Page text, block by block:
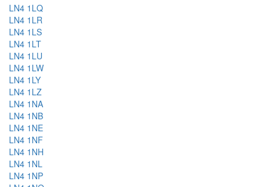
LN4 1LQ
LN4 1LR
LN4 1LS
LN4 1LT
LN4 1LU
LN4 1LW
LN4 1LY
LN4 1LZ
LN4 1NA
LN4 1NB
LN4 1NE
LN4 1NF
LN4 1NH
LN4 1NL
LN4 1NP